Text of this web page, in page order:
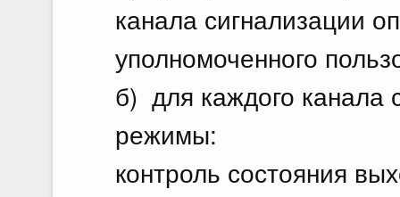
канала сигнализации
уполномоченного
б) для каждого канала
режимы:
контроль состояния